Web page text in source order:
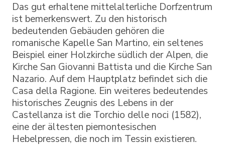
Das gut erhaltene mittelalterliche Dorfzentrum
ist bemerkenswert. Zu den historisch
bedeutenden Gebäuden gehören die
romanische Kapelle San Martino, ein seltenes
Beispiel einer Holzkirche südlich der Alpen, die
Kirche San Giovanni Battista und die Kirche San
Nazario. Auf dem Hauptplatz befindet sich die
Casa della Ragione. Ein weiteres bedeutendes
historisches Zeugnis des Lebens in der
Castellanza ist die Torchio delle noci (1582),
eine der ältesten piemontesischen
Hebelpressen, die noch im Tessin existieren.